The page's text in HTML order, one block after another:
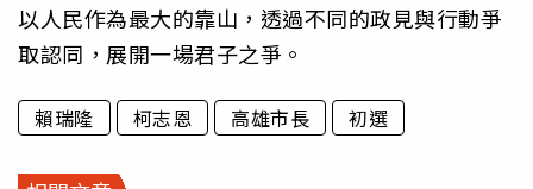
以人民作為最大的靠山，透過不同的政見與行動爭
取認同，展開一場君子之爭。
賴瑞隆 柯志恩 高雄市長 初選